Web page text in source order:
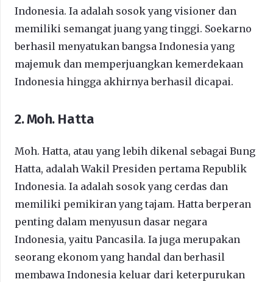
Indonesia. Ia adalah sosok yang visioner dan
memiliki semangat juang yang tinggi. Soekarno
berhasil menyatukan bangsa Indonesia yang
majemuk dan memperjuangkan kemerdekaan
Indonesia hingga akhirnya berhasil dicapai.
2. Moh. Hatta
Moh. Hatta, atau yang lebih dikenal sebagai Bung
Hatta, adalah Wakil Presiden pertama Republik
Indonesia. Ia adalah sosok yang cerdas dan
memiliki pemikiran yang tajam. Hatta berperan
penting dalam menyusun dasar negara
Indonesia, yaitu Pancasila. Ia juga merupakan
seorang ekonom yang handal dan berhasil
membawa Indonesia keluar dari keterpurukan